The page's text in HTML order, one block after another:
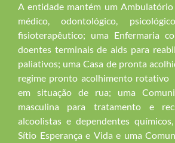
A entidade mantém um
médico, odontológico,
fisioterapêutico; uma Enfermaria
doentes terminais de aids para
paliativos; uma Casa de pronta
regime pronto acolhimento rotativo
em situação de rua; uma
masculina para tratamento e
alcoolistas e dependentes
Sítio Esperança e Vida e uma